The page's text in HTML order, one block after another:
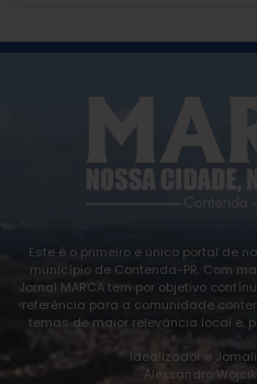
Este é o primeiro e único portal de
município de Contenda-PR. Com
Jornal MARCA tem por objetivo
referência para a comunidade
temas de maior relevância local e,
Idealizador e
Alexsandro Wojcik